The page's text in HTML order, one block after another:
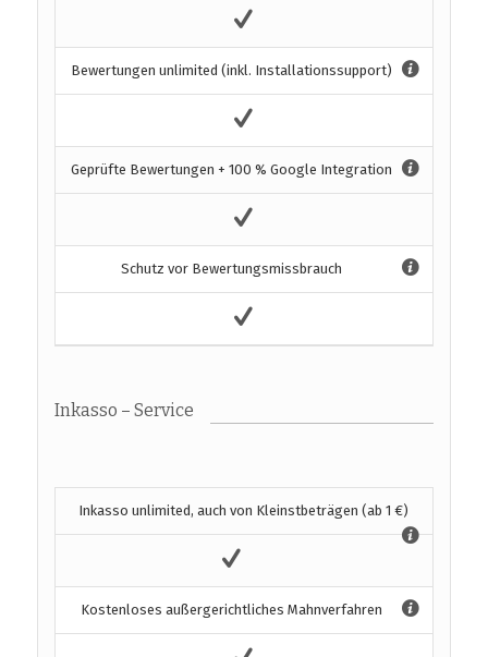
Bewertungen unlimited (inkl. Installationssupport)
Geprüfte Bewertungen + 100 % Google Integration
Schutz vor Bewertungsmissbrauch
Inkasso – Service
Inkasso unlimited, auch von Kleinstbeträgen (ab 1 €)
Kostenloses außergerichtliches Mahnverfahren